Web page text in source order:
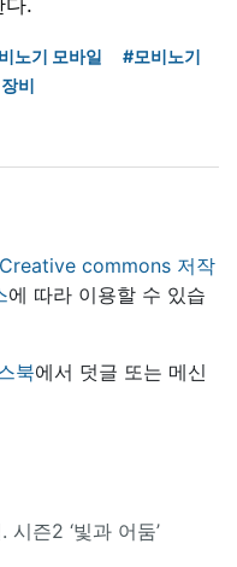
노기 모바일
#모비노기
비
Creative commons 저작
에 따라 이용할 수 있습
북에서 덧글 또는 메신
즌2 ‘빛과 어둠’